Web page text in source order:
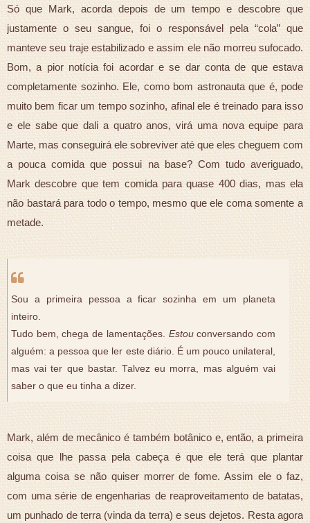
Só que Mark, acorda depois de um tempo e descobre que
justamente o seu sangue, foi o responsável pela “cola” que
manteve seu traje estabilizado e assim ele não morreu sufocado.
Bom, a pior notícia foi acordar e se dar conta de que estava
completamente sozinho. Ele, como bom astronauta que é, pode
muito bem ficar um tempo sozinho, afinal ele é treinado para isso
e ele sabe que dali a quatro anos, virá uma nova equipe para
Marte, mas conseguirá ele sobreviver até que eles cheguem com
a pouca comida que possui na base? Com tudo averiguado,
Mark descobre que tem comida para quase 400 dias, mas ela
não bastará para todo o tempo, mesmo que ele coma somente a
metade.
Sou a primeira pessoa a ficar sozinha em um planeta
inteiro.
Tudo bem, chega de lamentações. Estouconversando com
alguém: a pessoa que ler este diário. É um pouco unilateral,
mas vai ter que bastar. Talvez eu morra, mas alguém vai
saber o que eu tinha a dizer.
Mark, além de mecânico é também botânico e, então, a primeira
coisa que lhe passa pela cabeça é que ele terá que plantar
alguma coisa se não quiser morrer de fome. Assim ele o faz,
com uma série de engenharias de reaproveitamento de batatas,
um punhado de terra (vinda da terra) e seus dejetos. Resta agora